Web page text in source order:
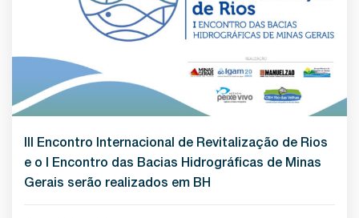
III Encontro Internacional de Revitalização de Rios
e o I Encontro das Bacias Hidrográficas de Minas
Gerais serão realizados em BH